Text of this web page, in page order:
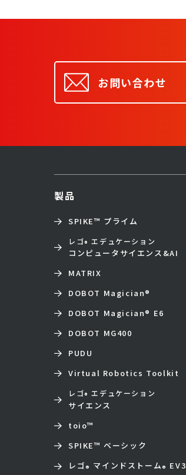
お問い合わせ
製品
SPIKE™ プライム
レゴ® エデュケーション
コンピュータサイエンス&AI
MATRIX
DOBOT Magician®
DOBOT Magician® E6
DOBOT MG400
PUDU
Virtual Robotics Toolkit
レゴ® エデュケーション
サイエンス
toio™
SPIKE™ ベーシック
レゴ® マインドストーム® EV3